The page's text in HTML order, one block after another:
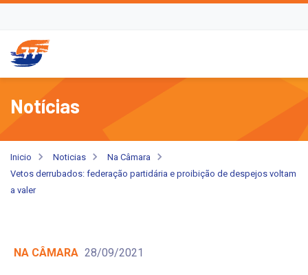
Notícias
Inicio Noticias
Na Câmara
Vetos derrubados: federação partidária e proibição de despejos voltam
a valer
NA CÂMARA 28/09/2021